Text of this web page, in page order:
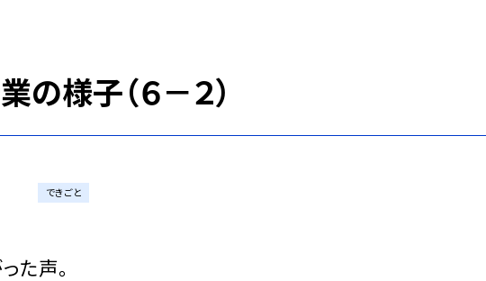
の様子（６－２）
できごと
た声。